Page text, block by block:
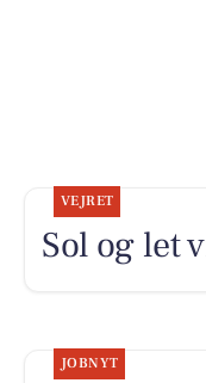
VEJRET
Sol og let
JOBNYT